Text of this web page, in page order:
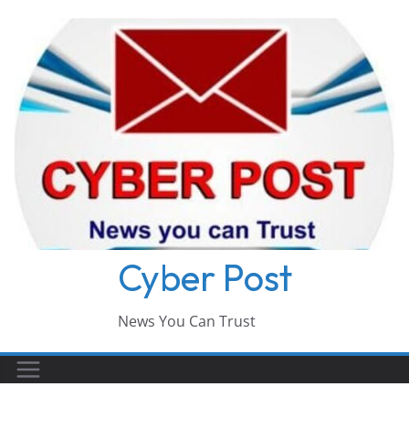
content
Cyber Post
News You Can Trust